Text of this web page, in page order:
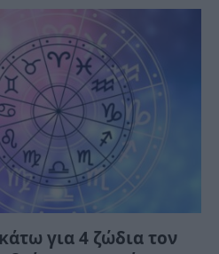
για 4 ζώδια τον